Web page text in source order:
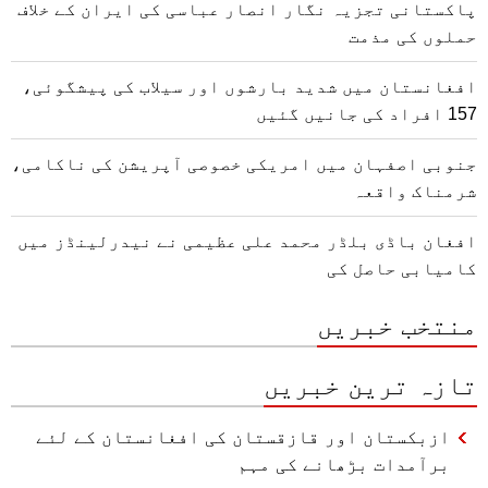
پاکستانی تجزیہ نگار انصار عباسی کی ایران کے خلاف
حملوں کی مذمت
افغانستان میں شدید بارشوں اور سیلاب کی پیشگوئی،
157 افراد کی جانیں گئیں
جنوبی اصفہان میں امریکی خصوصی آپریشن کی ناکامی،
شرمناک واقعہ
افغان باڈی بلڈر محمد علی عظیمی نے نیدرلینڈز میں
کامیابی حاصل کی
منتخب خبریں
تازہ ترین خبریں
ازبکستان اور قازقستان کی افغانستان کے لئے
برآمدات بڑھانے کی مہم